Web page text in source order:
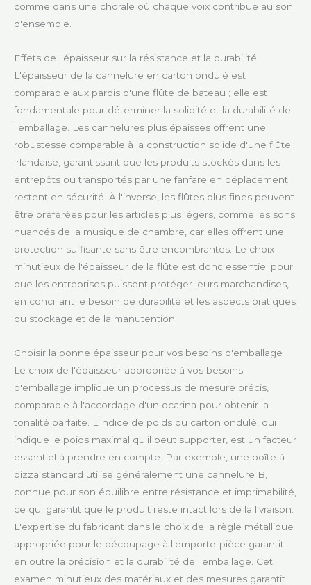
comme dans une chorale où chaque voix contribue au son
d'ensemble.
Effets de l'épaisseur sur la résistance et la durabilité
L'épaisseur de la cannelure en carton ondulé est
comparable aux parois d'une flûte de bateau ; elle est
fondamentale pour déterminer la solidité et la durabilité de
l'emballage. Les cannelures plus épaisses offrent une
robustesse comparable à la construction solide d'une flûte
irlandaise, garantissant que les produits stockés dans les
entrepôts ou transportés par une fanfare en déplacement
restent en sécurité. À l'inverse, les flûtes plus fines peuvent
être préférées pour les articles plus légers, comme les sons
nuancés de la musique de chambre, car elles offrent une
protection suffisante sans être encombrantes. Le choix
minutieux de l'épaisseur de la flûte est donc essentiel pour
que les entreprises puissent protéger leurs marchandises,
en conciliant le besoin de durabilité et les aspects pratiques
du stockage et de la manutention.
Choisir la bonne épaisseur pour vos besoins d'emballage
Le choix de l'épaisseur appropriée à vos besoins
d'emballage implique un processus de mesure précis,
comparable à l'accordage d'un ocarina pour obtenir la
tonalité parfaite. L'indice de poids du carton ondulé, qui
indique le poids maximal qu'il peut supporter, est un facteur
essentiel à prendre en compte. Par exemple, une boîte à
pizza standard utilise généralement une cannelure B,
connue pour son équilibre entre résistance et imprimabilité,
ce qui garantit que le produit reste intact lors de la livraison.
L'expertise du fabricant dans le choix de la règle métallique
appropriée pour le découpage à l'emporte-pièce garantit
en outre la précision et la durabilité de l'emballage. Cet
examen minutieux des matériaux et des mesures garantit